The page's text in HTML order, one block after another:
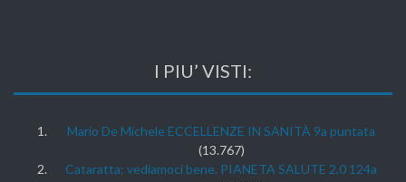
I PIU’ VISTI:
Mario De Michele ECCELLENZE IN SANITÀ 9a puntata
(13.767)
Cataratta: vediamoci bene. PIANETA SALUTE 2.0 124a